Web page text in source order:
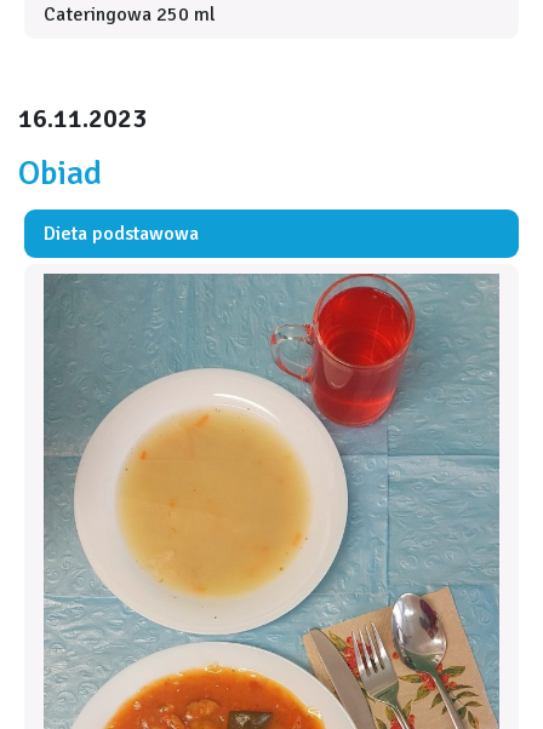
Cateringowa 250 ml
16.11.2023
Obiad
Dieta podstawowa